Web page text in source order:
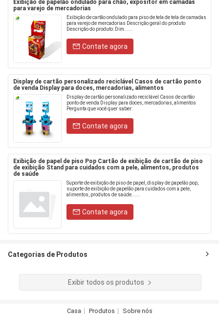
Exibição de papelão ondulado para chão, expositor em camadas
para varejo de mercadorias
Exibição de cartão ondulado para piso de tela de tela de camadas
para varejo de mercadorias Descrição geral do produto
Descrição do produto: Dim......
Contate agora
Display de cartão personalizado reciclável Casos de cartão ponto
de venda Display para doces, mercadorias, alimentos
Display de cartão personalizado reciclável Casos de cartão
ponto de venda Display para doces, mercadorias, alimentos
Pergunta que você quer saber:
Contate agora
Exibição de papel de piso Pop Cartão de exibição de cartão de piso
de exibição Stand para cuidados com a pele, alimentos, produtos
de saúde
Suporte de exibição de piso de papel, display de papelão pop,
suporte de exibição de papelão para cuidados com a pele,
alimentos, produtos de saúde......
Contate agora
Categorias de Produtos
Exibir todos os produtos
Casa Produtos Sobre nós